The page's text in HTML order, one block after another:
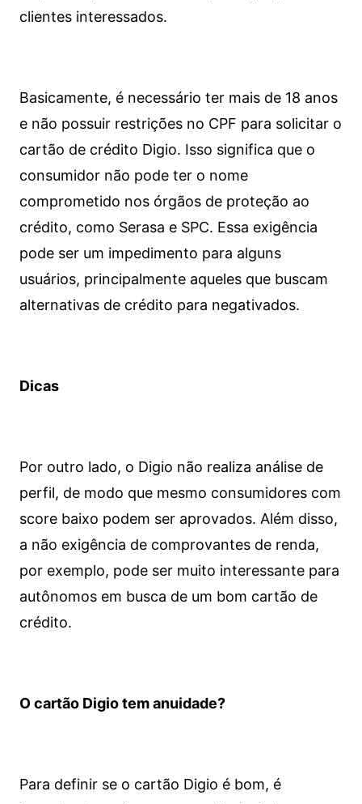
clientes interessados.
Basicamente, é necessário ter mais de 18 anos
e não possuir restrições no CPF para solicitar o
cartão de crédito Digio. Isso significa que o
consumidor não pode ter o nome
comprometido nos órgãos de proteção ao
crédito, como Serasa e SPC. Essa exigência
pode ser um impedimento para alguns
usuários, principalmente aqueles que buscam
alternativas de crédito para negativados.
Dicas
Por outro lado, o Digio não realiza análise de
perfil, de modo que mesmo consumidores com
score baixo podem ser aprovados. Além disso,
a não exigência de comprovantes de renda,
por exemplo, pode ser muito interessante para
autônomos em busca de um bom cartão de
crédito.
O cartão Digio tem anuidade?
Para definir se o cartão Digio é bom, é